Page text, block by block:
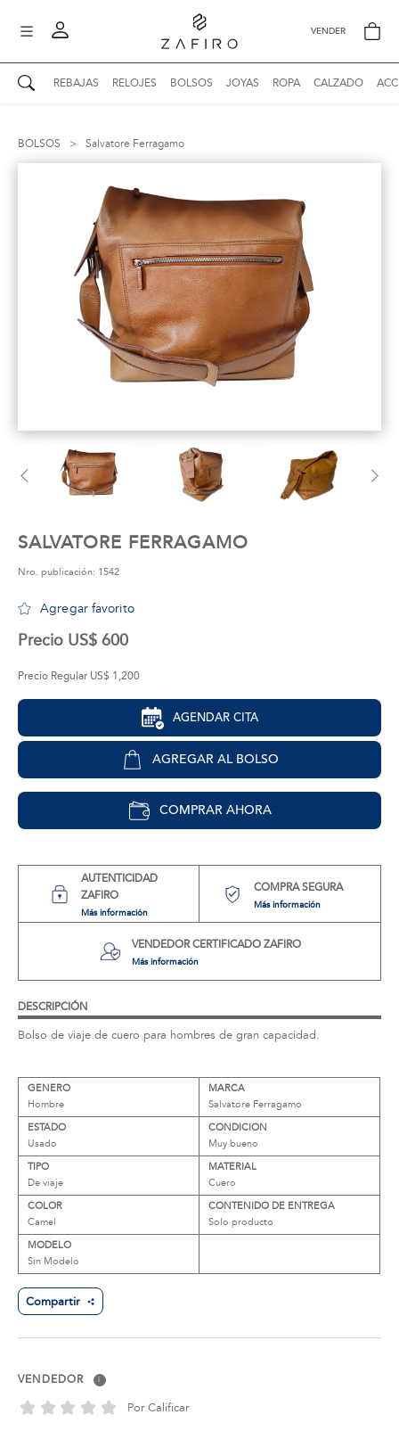
VENDER
REBAJAS RELOJES BOLSOS JOYAS ROPA CALZADO
Mis mensajes
Mis favoritos
Publicaciones
Compras
Cerrar sesión
BOLSOS > Salvatore Ferragamo
SALVATORE FERRAGAMO
Nro. publicación: 1542
Agregar favorito
Precio US$ 600
Precio Regular US$ 1,200
AGENDAR CITA
AGREGAR AL BOLSO
COMPRAR AHORA
AUTENTICIDAD
ZAFIRO
Más información
COMPRA SEGURA
Más información
VENDEDOR CERTIFICADO ZAFIRO
Más información
DESCRIPCIÓN
Bolso de viaje de cuero para hombres de gran capacidad.
GENERO
Hombre
MARCA
Salvatore Ferragamo
ESTADO
Usado
CONDICION
Muy bueno
TIPO
De viaje
MATERIAL
Cuero
COLOR
Camel
CONTENIDO DE ENTREGA
Solo producto
MODELO
Sin Modelo
Compartir
VENDEDOR i
Por Calificar